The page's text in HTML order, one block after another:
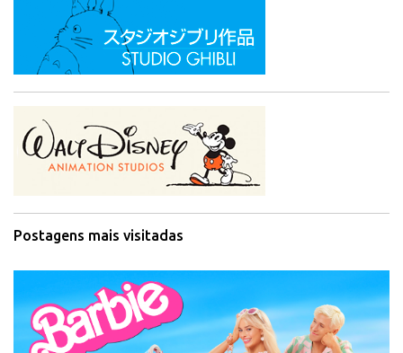
Postagens mais visitadas